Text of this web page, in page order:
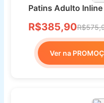
Patins Adulto
R$385,90
Ver na